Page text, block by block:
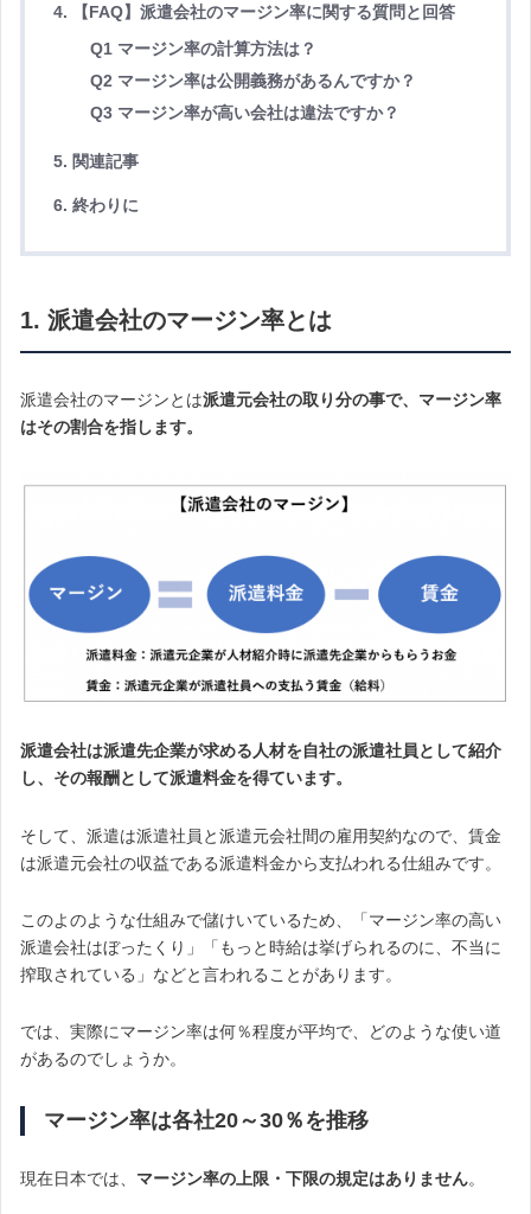
4. 【FAQ】派遣会社のマージン率に関する質問と回答
Q1 マージン率の計算方法は？
Q2 マージン率は公開義務があるんですか？
Q3 マージン率が高い会社は違法ですか？
5. 関連記事
6. 終わりに
1. 派遣会社のマージン率とは
派遣会社のマージンとは派遣元会社の取り分の事で、マージン率
はその割合を指します。
派遣会社は派遣先企業が求める人材を自社の派遣社員として紹介
し、その報酬として派遣料金を得ています。
そして、派遣は派遣社員と派遣元会社間の雇用契約なので、賃金
は派遣元会社の収益である派遣料金から支払われる仕組みです。
このよのような仕組みで儲けいているため、「マージン率の高い
派遣会社はぼったくり」「もっと時給は挙げられるのに、不当に
搾取されている」などと言われることがあります。
では、実際にマージン率は何％程度が平均で、どのような使い道
があるのでしょうか。
マージン率は各社20～30％を推移
現在日本では、 マージン率の上限・下限の規定はありません。